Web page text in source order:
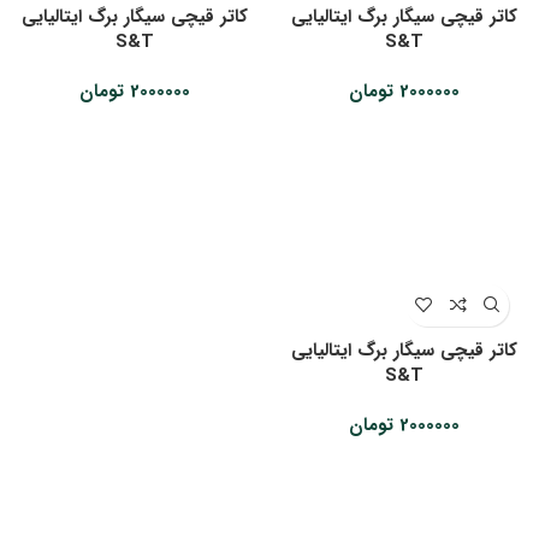
کاتر قیچی سیگار برگ ایتالیایی
S&T
2000000 تومان
کاتر قیچی سیگار برگ ایتالیایی
S&T
2000000 تومان
کاتر قیچی سیگار برگ ایتالیایی
S&T
2000000 تومان